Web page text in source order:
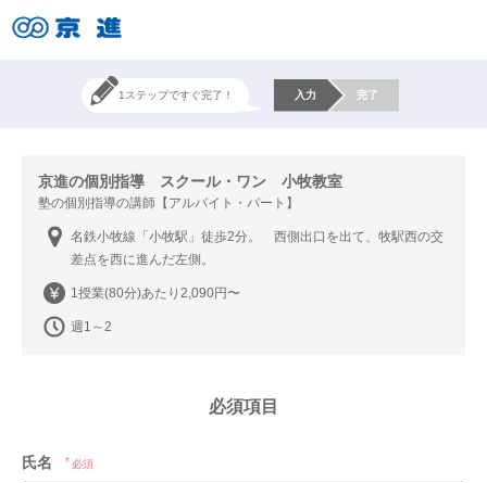
1ステップですぐ完了！ 入力 完了
京進の個別指導 スクール・ワン 小牧教室
塾の個別指導の講師【アルバイト・パート】
名鉄小牧線「小牧駅」徒歩2分。 西側出口を出て、牧駅西の交
差点を西に進んだ左側。
1授業(80分)あたり2,090円〜
週1～2
必須項目
氏名 必須